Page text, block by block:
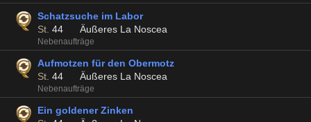
Schatzsuche im Labor
St. 44 Äußeres La Noscea
Nebenaufträge
Aufmotzen für den Obermotz
St. 44 Äußeres La Noscea
Nebenaufträge
Ein goldener Zinken